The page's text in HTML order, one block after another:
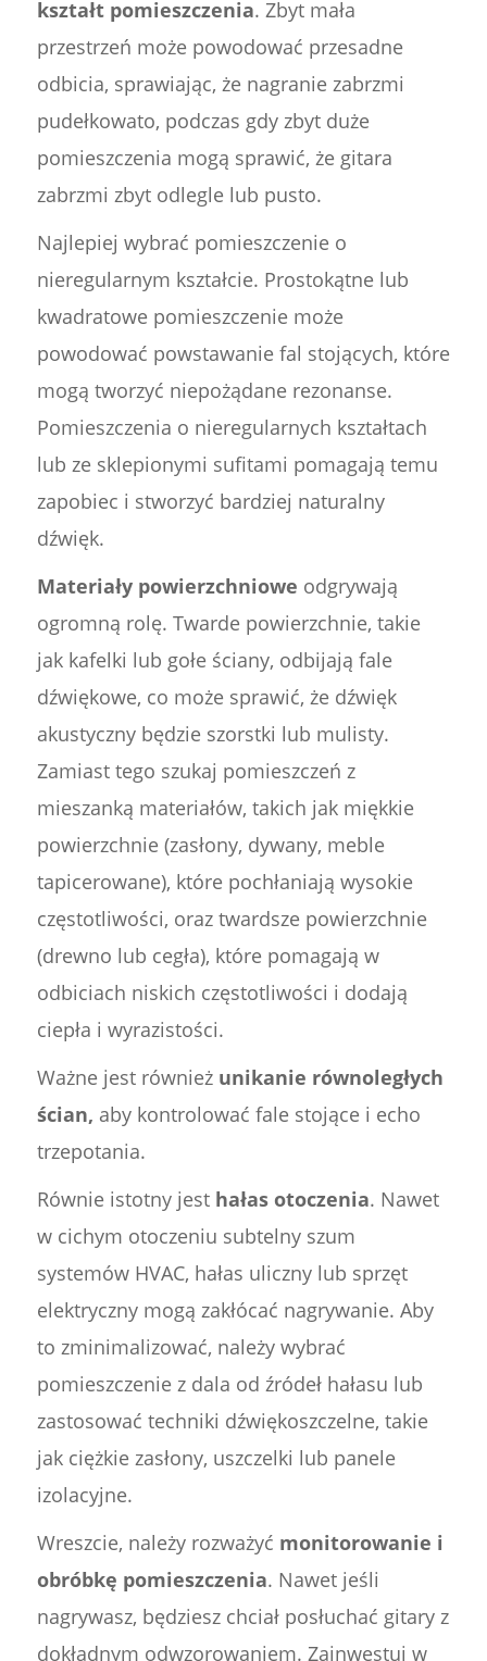
kształt pomieszczenia. Zbyt mała
przestrzeń może powodować przesadne
odbicia, sprawiając, że nagranie zabrzmi
pudełkowato, podczas gdy zbyt duże
pomieszczenia mogą sprawić, że gitara
zabrzmi zbyt odlegle lub pusto.
Najlepiej wybrać pomieszczenie o
nieregularnym kształcie. Prostokątne lub
kwadratowe pomieszczenie może
powodować powstawanie fal stojących, które
mogą tworzyć niepożądane rezonanse.
Pomieszczenia o nieregularnych kształtach
lub ze sklepionymi sufitami pomagają temu
zapobiec i stworzyć bardziej naturalny
dźwięk.
Materiały powierzchniowe odgrywają
ogromną rolę. Twarde powierzchnie, takie
jak kafelki lub gołe ściany, odbijają fale
dźwiękowe, co może sprawić, że dźwięk
akustyczny będzie szorstki lub mulisty.
Zamiast tego szukaj pomieszczeń z
mieszanką materiałów, takich jak miękkie
powierzchnie (zasłony, dywany, meble
tapicerowane), które pochłaniają wysokie
częstotliwości, oraz twardsze powierzchnie
(drewno lub cegła), które pomagają w
odbiciach niskich częstotliwości i dodają
ciepła i wyrazistości.
Ważne jest również unikanie równoległych
ścian, aby kontrolować fale stojące i echo
trzepotania.
Równie istotny jest hałas otoczenia. Nawet
w cichym otoczeniu subtelny szum
systemów HVAC, hałas uliczny lub sprzęt
elektryczny mogą zakłócać nagrywanie. Aby
to zminimalizować, należy wybrać
pomieszczenie z dala od źródeł hałasu lub
zastosować techniki dźwiękoszczelne, takie
jak ciężkie zasłony, uszczelki lub panele
izolacyjne.
Wreszcie, należy rozważyć monitorowanie i
obróbkę pomieszczenia. Nawet jeśli
nagrywasz, będziesz chciał posłuchać gitary z
dokładnym odwzorowaniem. Zainwestuj w